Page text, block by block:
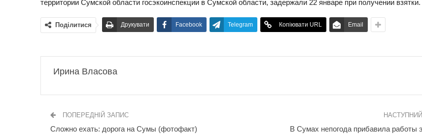
территории Сумской области госэкоинспекции в Сумской области, задержали 22 январе при получении взятки.
Поділитися Друкувати Facebook Telegram Копіювати URL Email
Ирина Власова
ПОПЕРЕДНІЙ ЗАПИС
Сложно ехать: дорога на Сумы (фотофакт) В Сумах непогода прибавила работы